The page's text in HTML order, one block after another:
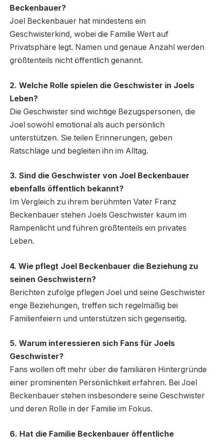
Beckenbauer?
Joel Beckenbauer hat mindestens ein
Geschwisterkind, wobei die Familie Wert auf
Privatsphäre legt. Namen und genaue Anzahl werden
größtenteils nicht öffentlich genannt.
2. Welche Rolle spielen die Geschwister in Joels
Leben?
Die Geschwister sind wichtige Bezugspersonen, die
Joel sowohl emotional als auch persönlich
unterstützen. Sie teilen Erinnerungen, geben
Ratschläge und begleiten ihn im Alltag.
3. Sind die Geschwister von Joel Beckenbauer
ebenfalls öffentlich bekannt?
Im Vergleich zu ihrem berühmten Vater Franz
Beckenbauer stehen Joels Geschwister kaum im
Rampenlicht und führen größtenteils ein privates
Leben.
4. Wie pflegt Joel Beckenbauer die Beziehung zu
seinen Geschwistern?
Berichten zufolge pflegen Joel und seine Geschwister
enge Beziehungen, treffen sich regelmäßig bei
Familienfeiern und unterstützen sich gegenseitig.
5. Warum interessieren sich Fans für Joels
Geschwister?
Fans wollen oft mehr über die familiären Hintergründe
einer prominenten Persönlichkeit erfahren. Bei Joel
Beckenbauer stehen insbesondere seine Geschwister
und deren Rolle in der Familie im Fokus.
6. Hat die Familie Beckenbauer öffentliche